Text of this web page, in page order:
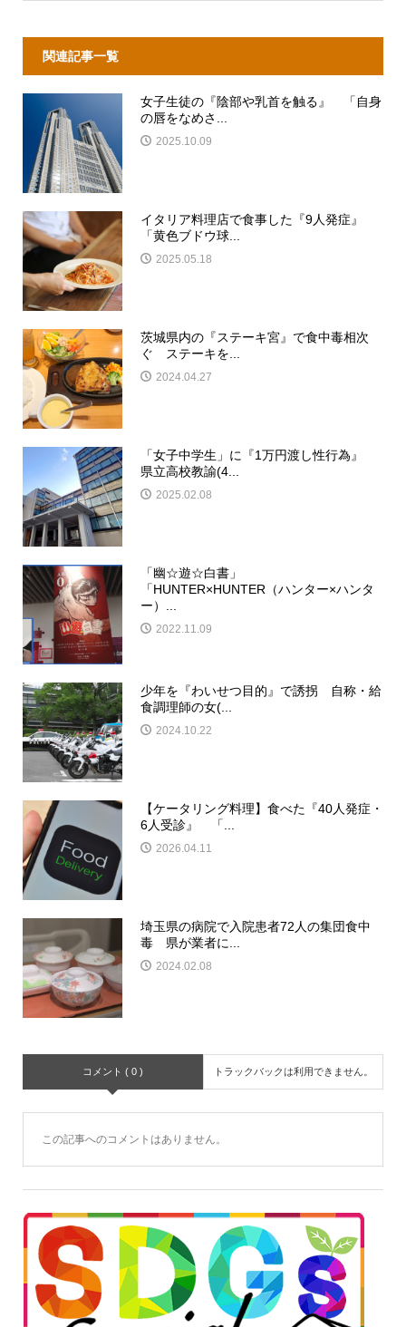
関連記事一覧
女子生徒の『陰部や乳首を触る』 「自身
の唇をなめさ...
2025.10.09
イタリア料理店で食事した『9人発症』
「黄色ブドウ球...
2025.05.18
茨城県内の『ステーキ宮』で食中毒相次
ぐ ステーキを...
2024.04.27
「女子中学生」に『1万円渡し性行為』
県立高校教諭(4...
2025.02.08
「幽☆遊☆白書」
「HUNTER×HUNTER（ハンター×ハンタ
ー）...
2022.11.09
少年を『わいせつ目的』で誘拐 自称・給
食調理師の女(...
2024.10.22
【ケータリング料理】食べた『40人発症・
6人受診』 「...
2026.04.11
埼玉県の病院で入院患者72人の集団食中
毒 県が業者に...
2024.02.08
コメント ( 0 ) トラックバックは利用できません。
この記事へのコメントはありません。